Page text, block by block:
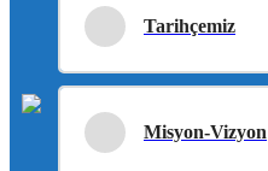
Tarihçemiz
Misyon-Vizyon